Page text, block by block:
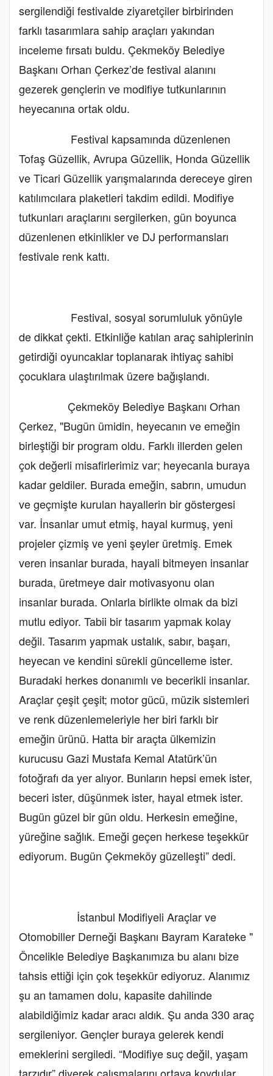
sergilendiği festivalde ziyaretçiler birbirinden
farklı tasarımlara sahip araçları yakından
inceleme fırsatı buldu. Çekmeköy Belediye
Başkanı Orhan Çerkez’de festival alanını
gezerek gençlerin ve modifiye tutkunlarının
heyecanına ortak oldu.
Festival kapsamında düzenlenen
Tofaş Güzellik, Avrupa Güzellik, Honda Güzellik
ve Ticari Güzellik yarışmalarında dereceye giren
katılımcılara plaketleri takdim edildi. Modifiye
tutkunları araçlarını sergilerken, gün boyunca
düzenlenen etkinlikler ve DJ performansları
festivale renk kattı.
Festival, sosyal sorumluluk yönüyle
de dikkat çekti. Etkinliğe katılan araç sahiplerinin
getirdiği oyuncaklar toplanarak ihtiyaç sahibi
çocuklara ulaştırılmak üzere bağışlandı.
Çekmeköy Belediye Başkanı Orhan
Çerkez, "Bugün ümidin, heyecanın ve emeğin
birleştiği bir program oldu. Farklı illerden gelen
çok değerli misafirlerimiz var; heyecanla buraya
kadar geldiler. Burada emeğin, sabrın, umudun
ve geçmişte kurulan hayallerin bir göstergesi
var. İnsanlar umut etmiş, hayal kurmuş, yeni
projeler çizmiş ve yeni şeyler üretmiş. Emek
veren insanlar burada, hayali bitmeyen insanlar
burada, üretmeye dair motivasyonu olan
insanlar burada. Onlarla birlikte olmak da bizi
mutlu ediyor. Tabii bir tasarım yapmak kolay
değil. Tasarım yapmak ustalık, sabır, başarı,
heyecan ve kendini sürekli güncelleme ister.
Buradaki herkes donanımlı ve becerikli insanlar.
Araçlar çeşit çeşit; motor gücü, müzik sistemleri
ve renk düzenlemeleriyle her biri farklı bir
emeğin ürünü. Hatta bir araçta ülkemizin
kurucusu Gazi Mustafa Kemal Atatürk’ün
fotoğrafı da yer alıyor. Bunların hepsi emek ister,
beceri ister, düşünmek ister, hayal etmek ister.
Bugün güzel bir gün oldu. Herkesin emeğine,
yüreğine sağlık. Emeği geçen herkese teşekkür
ediyorum. Bugün Çekmeköy güzelleşti” dedi.
İstanbul Modifiyeli Araçlar ve
Otomobiller Derneği Başkanı Bayram Karateke "
Öncelikle Belediye Başkanımıza bu alanı bize
tahsis ettiği için çok teşekkür ediyoruz. Alanımız
şu an tamamen dolu, kapasite dahilinde
alabildiğimiz kadar aracı aldık. Şu anda 330 araç
sergileniyor. Gençler buraya gelerek kendi
emeklerini sergiledi. “Modifiye suç değil, yaşam